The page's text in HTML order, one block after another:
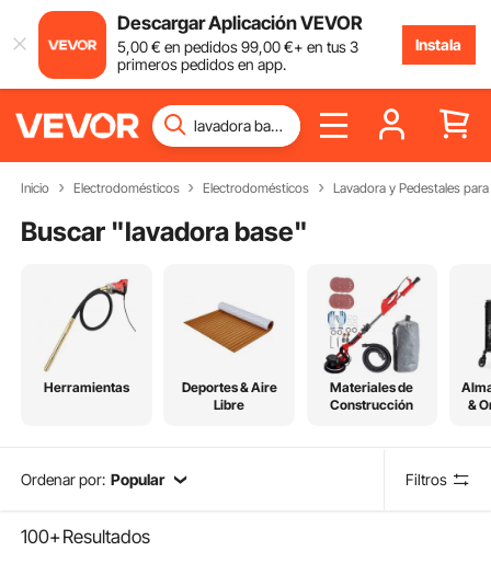
Descargar Aplicación VEVOR
5,00€ en pedidos99,00€+ en tus 3
primeros pedidos en app.
Instala
Inicio Electrodomésticos Electrodomésticos Lavadora y Pedestales
Buscar "lavadora base"
Herramientas
Deportes & Aire
Libre
Materiales de
Construcción
&
Ordenar por: Popular Filtros
100+Resultados